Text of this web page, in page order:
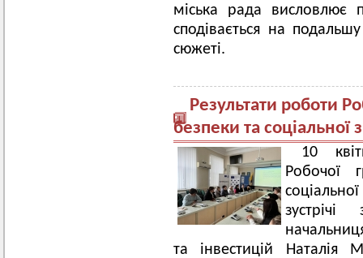
міська рада висловлює
сподівається на
сюжеті.
Результати роботи
безпеки та соціальної
10
Робочої
та інвестицій Наталія